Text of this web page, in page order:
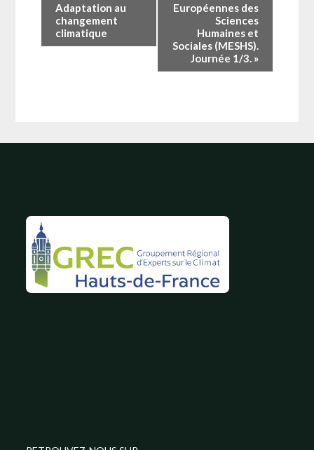
Adaptation au
changement
climatique
Européennes des
Sciences
Humaines et
Sociales (MESHS).
Journée 1/3. »